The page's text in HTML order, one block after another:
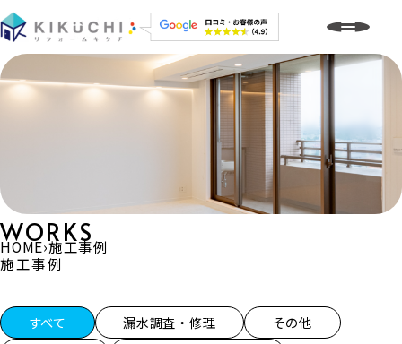
WORKS
施工事例
HOME›施工事例
施工事例一覧
すべて 漏水調査・修理
その他